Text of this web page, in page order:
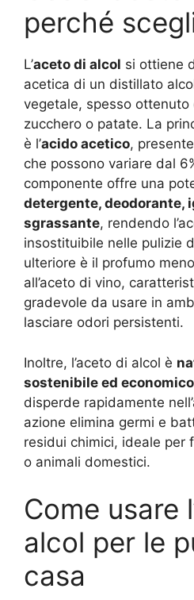
perché
L’aceto di alcol si ottiene
acetica di un distillato
vegetale, spesso
zucchero o patate. La
è l’acido acetico,
che possono variare dal
componente offre una
detergente, deodorante,
sgrassante, rendendo
insostituibile nelle pulizie
ulteriore è il profumo
all’aceto di vino,
gradevole da usare in
lasciare odori persistenti.
Inoltre, l’aceto di alcol è
sostenibile ed economico
disperde rapidamente
azione elimina germi e
residui chimici, ideale per
o animali domestici.
Come usare
alcol per le
casa